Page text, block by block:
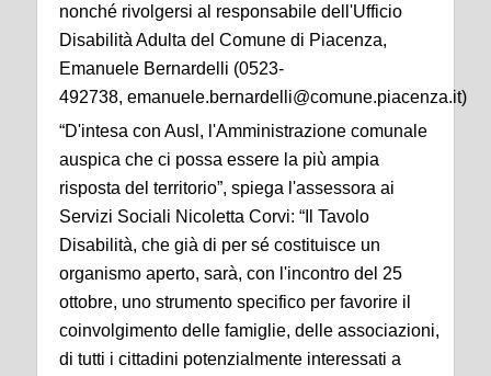
nonché rivolgersi al responsabile dell'Ufficio
Disabilità Adulta del Comune di Piacenza,
Emanuele Bernardelli (0523-
492738, emanuele.bernardelli@comune.piacenza.it)
“D'intesa con Ausl, l'Amministrazione comunale
auspica che ci possa essere la più ampia
risposta del territorio”, spiega l'assessora ai
Servizi Sociali Nicoletta Corvi: “Il Tavolo
Disabilità, che già di per sé costituisce un
organismo aperto, sarà, con l'incontro del 25
ottobre, uno strumento specifico per favorire il
coinvolgimento delle famiglie, delle associazioni,
di tutti i cittadini potenzialmente interessati a